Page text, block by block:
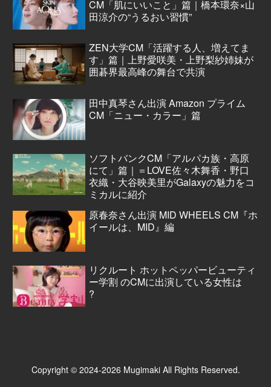
CM「肌にいいこと」篇｜橋本環奈×山
田涼介の“うるおい習慣”
ZEN大学CM「活躍する人、増えてま
す」篇｜上野愛咲美・上野梨紗姉妹が
囲碁界最高峰の舞台で共演
田中真琴さん出演 Amazon プライム
CM「ニュー・カラー」篇
ソフトバンクCM「アルパカ族・高原
にて」篇｜＝LOVE佐々木舞香・野口
衣織・大谷映美里がGalaxyの魅力をコ
ミカルに紹介
原春奈さん出演 MID WHEELS CM『ホ
イールは、MID』編
リクルート ホットペッパービューティ
ー学割 のCMに出演している女性は
?
Copyright © 2024-2026 Mugimaki All Rights Reserved.